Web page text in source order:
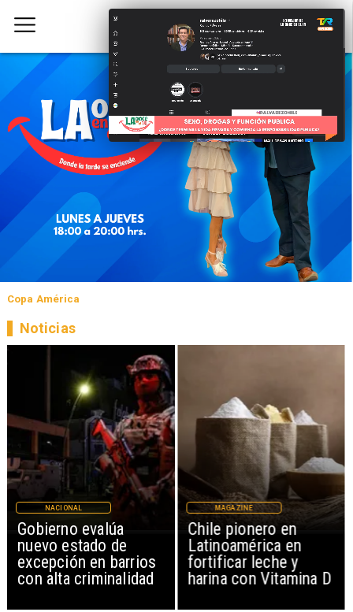
Copa América
Gobierno evalúa
nuevo estado de
excepción en barrios
con alta criminalidad
NACIONAL
Chile pionero en
Latinoamérica en
fortificar leche y
harina con Vitamina D
MAGAZINE
Noticias